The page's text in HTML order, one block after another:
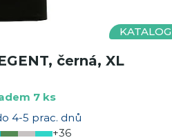
KATALOG
černá, XL
7 ks
4-5 prac. dnů
+36